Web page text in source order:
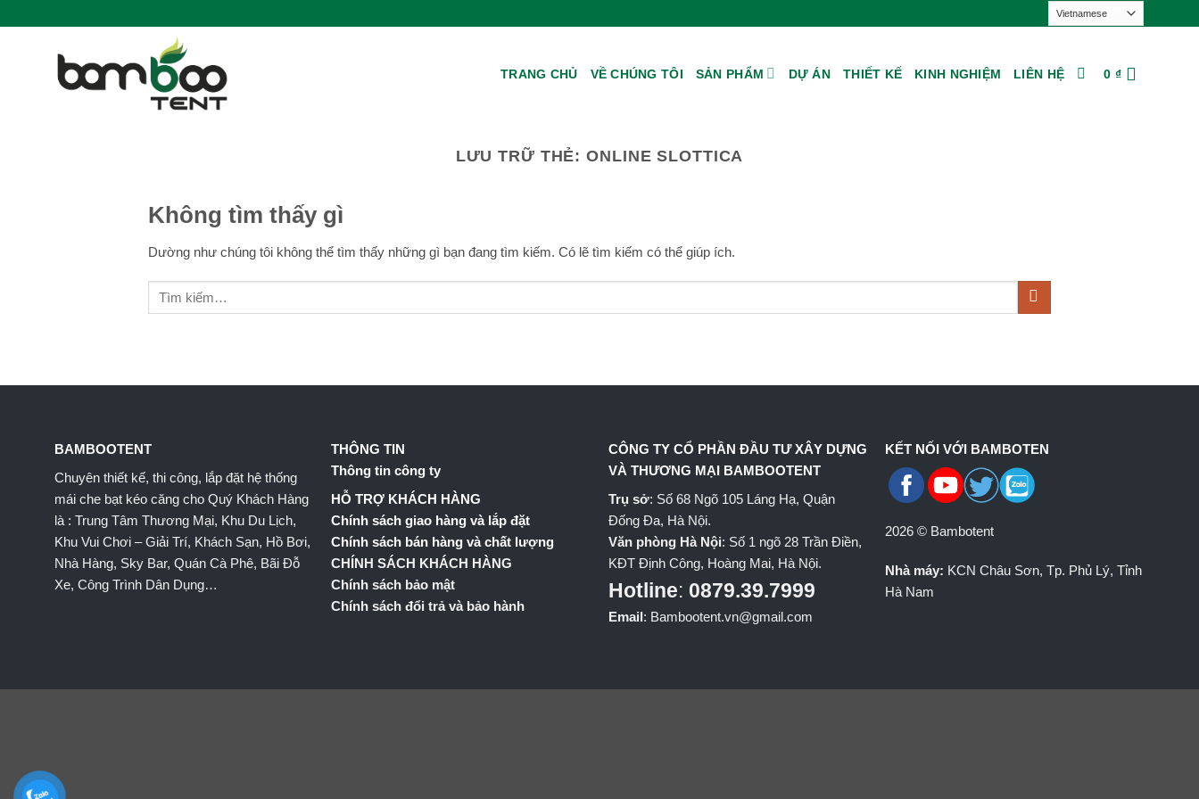
qua
TRANG CHỦ VỀ CHÚNG TÔI SẢN PHẨM DỰ ÁN THIẾT KẾ KINH NGHIỆM LIÊN HỆ 0 ₫
LƯU TRỮ THẺ:ONLINE SLOTTICA
Không tìm thấy gì
Dường như chúng tôi không thể tìm thấy những gì bạn đang tìm kiếm. Có lẽ tìm kiếm có thể giúp ích.
BAMBOOTENT
Chuyên thiết kế, thi công, lắp đặt hệ thống
mái che bạt kéo căng cho Quý Khách Hàng
là : Trung Tâm Thương Mại, Khu Du Lịch,
Khu Vui Chơi – Giải Trí, Khách Sạn, Hồ Bơi,
Nhà Hàng, Sky Bar, Quán Cà Phê, Bãi Đỗ
Xe, Công Trình Dân Dụng…
THÔNG TIN
Thông tin công ty
HỖ TRỢ KHÁCH HÀNG
Chính sách giao hàng và lắp đặt
Chính sách bán hàng và chất lượng
CHÍNH SÁCH KHÁCH HÀNG
Chính sách bảo mật
Chính sách đổi trả và bảo hành
CÔNG TY CỔ PHẦN ĐẦU TƯ XÂY DỰNG
VÀ THƯƠNG MẠI BAMBOOTENT
Trụ sở: Số 68 Ngõ 105 Láng Hạ, Quận
Đống Đa, Hà Nội.
Văn phòng Hà Nội: Số 1 ngõ 28 Trần Điền,
KĐT Định Công, Hoàng Mai, Hà Nội.
Hotline: 0879.39.7999
Email: Bambootent.vn@gmail.com
KẾT NỐI VỚI BAMBOTEN
2026 © Bambotent
Nhà máy: KCN Châu Sơn, Tp. Phủ Lý, Tỉnh
Hà Nam